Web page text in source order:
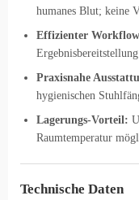
humanes Blut; keine
Effizienter
Praxisnahe
hygienischen
Lagerungs-Vorteil:
Raumtemperatur
Technische Daten